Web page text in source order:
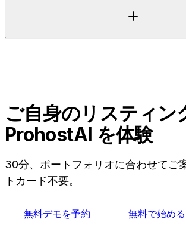
Hostbuddy AIは、そのカテゴリーに
セージングを数ある機能の一つとし
ます。上の表で両者を直接比較でき
め、すべてを一から作り直すことな
AIから移行できます。無料プランで
スティングで試せます。
ご自身のリスティン
ProhostAI を体験
30分、ポートフォリオに合わせてご
トカード不要。
無料デモを予約 無料で始める